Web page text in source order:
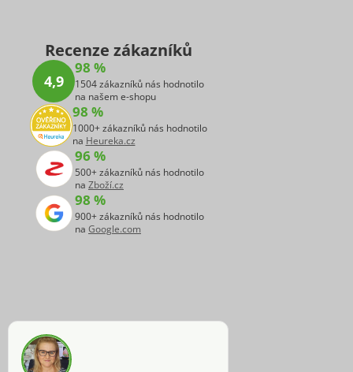
Recenze zákazníků
4,9
98 %
1504 zákazníků nás hodnotilo
na našem e-shopu
98 %
1000+ zákazníků nás hodnotilo
na Heureka.cz
96 %
500+ zákazníků nás hodnotilo
na Zboží.cz
98 %
900+ zákazníků nás hodnotilo
na Google.com